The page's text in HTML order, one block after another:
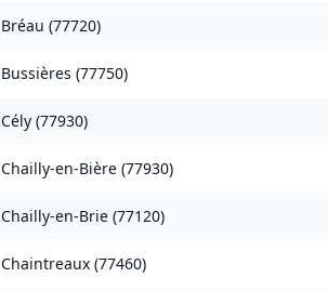
Bréau (77720)
Bussières (77750)
Cély (77930)
Chailly-en-Bière (77930)
Chailly-en-Brie (77120)
Chaintreaux (77460)